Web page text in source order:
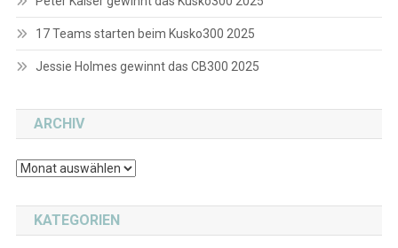
17 Teams starten beim Kusko300 2025
Jessie Holmes gewinnt das CB300 2025
ARCHIV
Archiv
KATEGORIEN